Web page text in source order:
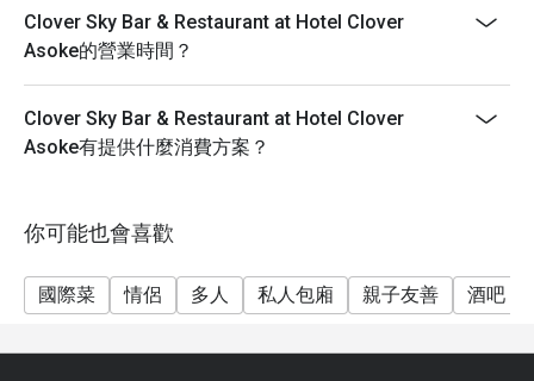
麵包站
牛奶、乳酪、咖啡、果汁
Clover Sky Bar & Restaurant at Hotel Clover
Asoke的營業時間？
Clover Sky Bar & Restaurant at Hotel Clover
Asoke有提供什麼消費方案？
你可能也會喜歡
國際菜 情侶 多人 私人包廂 親子友善 酒吧